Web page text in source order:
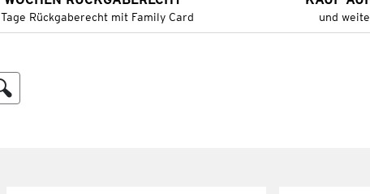
Rückgaberecht mit Family Card und